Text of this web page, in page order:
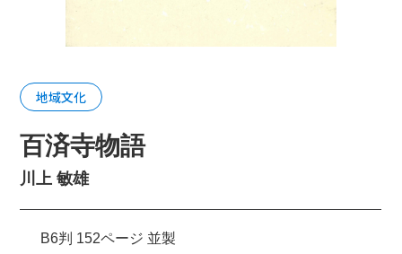
地域文化
百済寺物語
川上 敏雄
B6判 152ページ 並製